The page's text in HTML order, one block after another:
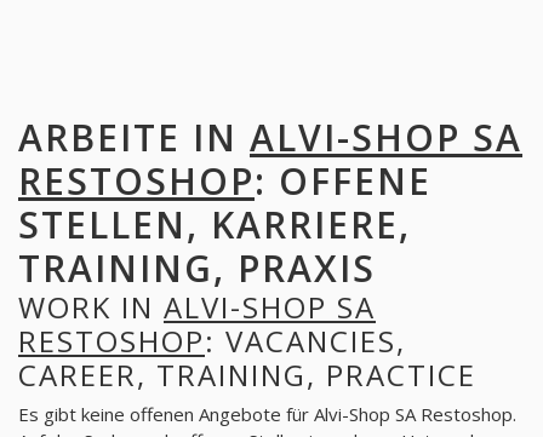
ARBEITE IN ALVI-SHOP SA
RESTOSHOP: OFFENE
STELLEN, KARRIERE,
TRAINING, PRAXIS
WORK IN ALVI-SHOP SA
RESTOSHOP: VACANCIES,
CAREER, TRAINING, PRACTICE
Es gibt keine offenen Angebote für Alvi-Shop SA Restoshop.